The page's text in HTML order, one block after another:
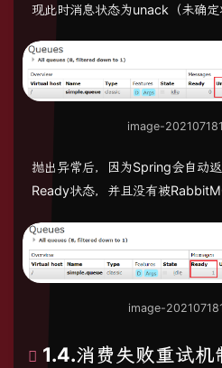
现此时消息状态为unack（未确定
image-
抛出异常后，因为Spring会自动
Ready状态，并且没有被
image-
1.4.消费失败重试机